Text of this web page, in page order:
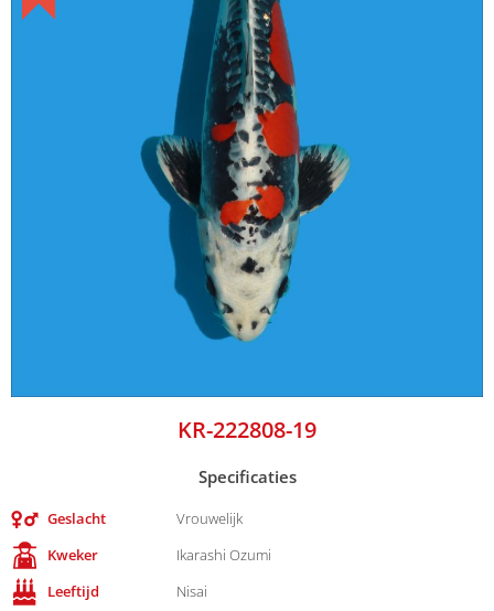
KR-222808-19
Specificaties
Geslacht
Vrouwelijk
Kweker
Ikarashi Ozumi
Leeftijd
Nisai